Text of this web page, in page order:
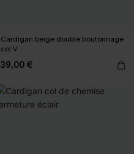
Cardigan beige double boutonnage
col V
39,00 €